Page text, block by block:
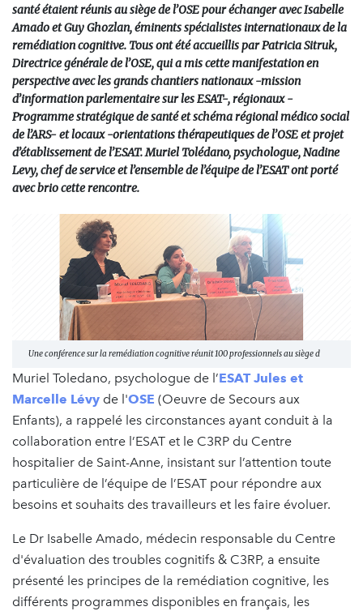
santé étaient réunis au siège de l’OSE pour échanger avec Isabelle
Amado et Guy Ghozlan, éminents spécialistes internationaux de la
remédiation cognitive. Tous ont été accueillis par Patricia Sitruk,
Directrice générale de l’OSE, qui a mis cette manifestation en
perspective avec les grands chantiers nationaux -mission
d’information parlementaire sur les ESAT-, régionaux -
Programme stratégique de santé et schéma régional médico social
de l’ARS- et locaux -orientations thérapeutiques de l’OSE et projet
d’établissement de l’ESAT. Muriel Tolédano, psychologue, Nadine
Levy, chef de service et l’ensemble de l’équipe de l’ESAT ont porté
avec brio cette rencontre.
Une conférence sur la remédiation cognitive réunit 100 professionnels au siège d
Muriel Toledano, psychologue de l’ESAT Jules et
Marcelle Lévy de l'OSE (Oeuvre de Secours aux
Enfants), a rappelé les circonstances ayant conduit à la
collaboration entre l’ESAT et le C3RP du Centre
hospitalier de Saint-Anne, insistant sur l’attention toute
particulière de l’équipe de l’ESAT pour répondre aux
besoins et souhaits des travailleurs et les faire évoluer.
Le Dr Isabelle Amado, médecin responsable du Centre
d'évaluation des troubles cognitifs & C3RP, a ensuite
présenté les principes de la remédiation cognitive, les
différents programmes disponibles en français, les